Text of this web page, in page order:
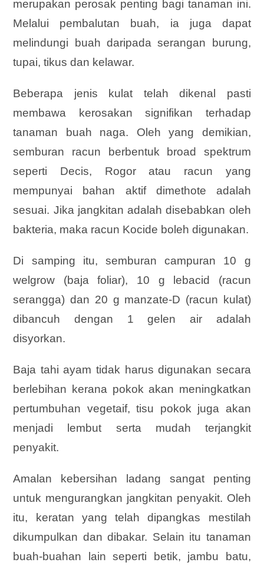
merupakan perosak penting bagi tanaman ini.
Melalui pembalutan buah, ia juga dapat
melindungi buah daripada serangan burung,
tupai, tikus dan kelawar.
Beberapa jenis kulat telah dikenal pasti
membawa kerosakan signifikan terhadap
tanaman buah naga. Oleh yang demikian,
semburan racun berbentuk broad spektrum
seperti Decis, Rogor atau racun yang
mempunyai bahan aktif dimethote adalah
sesuai. Jika jangkitan adalah disebabkan oleh
bakteria, maka racun Kocide boleh digunakan.
Di samping itu, semburan campuran 10 g
welgrow (baja foliar), 10 g lebacid (racun
serangga) dan 20 g manzate-D (racun kulat)
dibancuh dengan 1 gelen air adalah
disyorkan.
Baja tahi ayam tidak harus digunakan secara
berlebihan kerana pokok akan meningkatkan
pertumbuhan vegetaif, tisu pokok juga akan
menjadi lembut serta mudah terjangkit
penyakit.
Amalan kebersihan ladang sangat penting
untuk mengurangkan jangkitan penyakit. Oleh
itu, keratan yang telah dipangkas mestilah
dikumpulkan dan dibakar. Selain itu tanaman
buah-buahan lain seperti betik, jambu batu,